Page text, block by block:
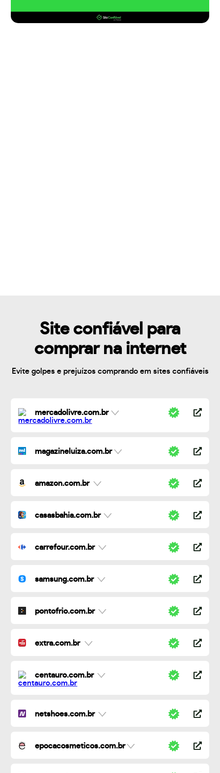
Site confiável para
comprar na internet
Evite golpes e prejuízos comprando em sites confiáveis
mercadolivre.com.br
magazineluiza.com.br
amazon.com.br
casasbahia.com.br
carrefour.com.br
samsung.com.br
pontofrio.com.br
extra.com.br
centauro.com.br
netshoes.com.br
epocacosmeticos.com.br